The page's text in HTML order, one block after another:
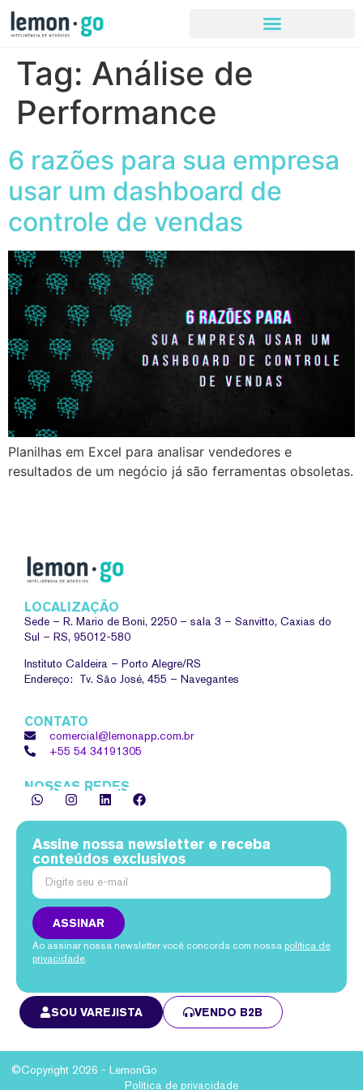
Tag: Análise de
Performance
6 razões para sua empresa
usar um dashboard de
controle de vendas
Planilhas em Excel para analisar vendedores e
resultados de um negócio já são ferramentas obsoletas.
LOCALIZAÇÃO
Sede – R. Mario de Boni, 2250 – sala 3 – Sanvitto, Caxias do
Sul – RS, 95012-580
Instituto Caldeira – Porto Alegre/RS
Endereço: Tv. São José, 455 – Navegantes
CONTATO
comercial@lemonapp.com.br
+55 54 34191305
NOSSAS REDES
Assine nossa newsletter e receba
conteúdos exclusivos
ASSINAR
Ao assinar nossa newsletter você concorda com nossa política de
privacidade
SOU VAREJISTA VENDO B2B
©Copyright 2026 - LemonGo
Política de privacidade